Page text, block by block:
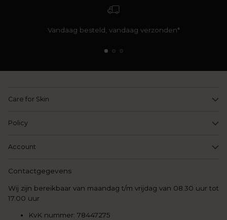
Vandaag besteld, vandaag verzonden*
Care for Skin
Policy
Account
Contactgegevens
Wij zijn bereikbaar van maandag t/m vrijdag van 08.30 uur tot
17.00 uur
KvK nummer: 78447275